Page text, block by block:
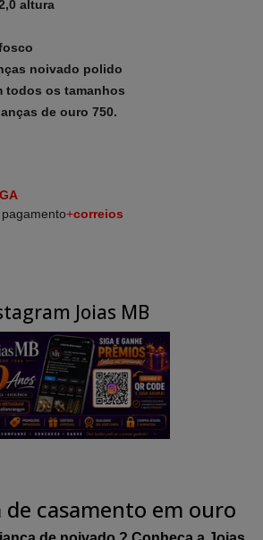
altura
noivado polido
todos os tamanhos
de ouro 750.
+correios
Joias MB
de casamento em ouro